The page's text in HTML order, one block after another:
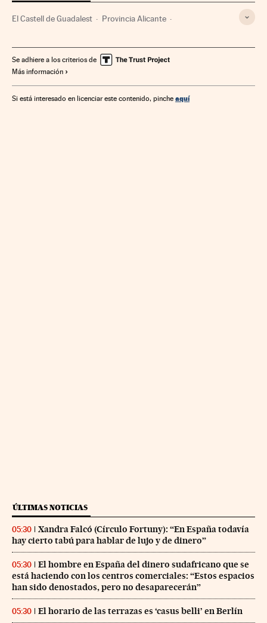
El Castell de Guadalest Provincia Alicante
Se adhiere a los criterios de
Más información
Si está interesado en licenciar este contenido, pinche aquí
ÚLTIMAS NOTICIAS
05:30
Xandra Falcó (Círculo Fortuny): “En España todavía
hay cierto tabú para hablar de lujo y de dinero”
05:30
El hombre en España del dinero sudafricano que se
está haciendo con los centros comerciales: “Estos espacios
han sido denostados, pero no desaparecerán”
05:30 El horario de las terrazas es ‘casus belli’ en Berlín